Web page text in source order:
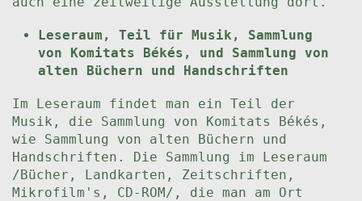
Leseraum, Teil für Musik, Sammlung
von Komitats Békés, und Sammlung von
alten Büchern und Handschriften
Im Leseraum findet man ein Teil der
Musik, die Sammlung von Komitats Békés,
wie Sammlung von alten Büchern und
Handschriften. Die Sammlung im Leseraum
/Bücher, Landkarten, Zeitschriften,
Mikrofilm's, CD-ROM/, die man am Ort